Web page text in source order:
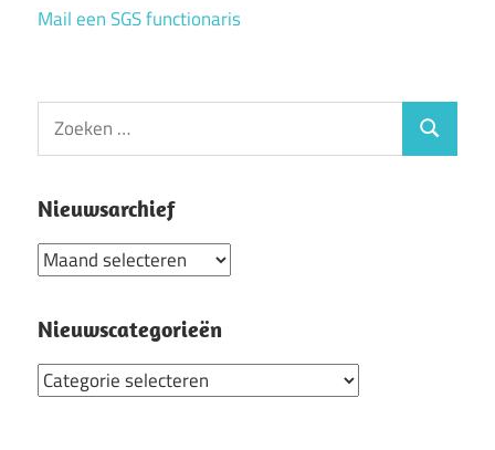
Mail een SGS functionaris
Zoeken
naar:
Zoeken
Nieuwsarchief
Nieuwsarchief
Nieuwscategorieën
Nieuwscategorieën